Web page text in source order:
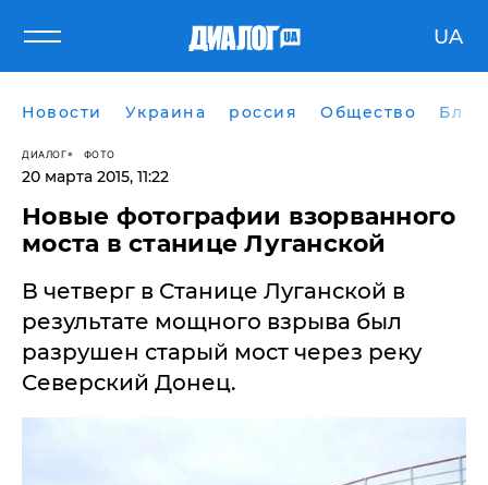
UA
Новости Украина россия Общество
ДИАЛОГ ФОТО
20 марта 2015, 11:22
Новые фотографии взорванного
моста в станице Луганской
В четверг в Станице Луганской в
результате мощного взрыва был
разрушен старый мост через реку
Северский Донец.